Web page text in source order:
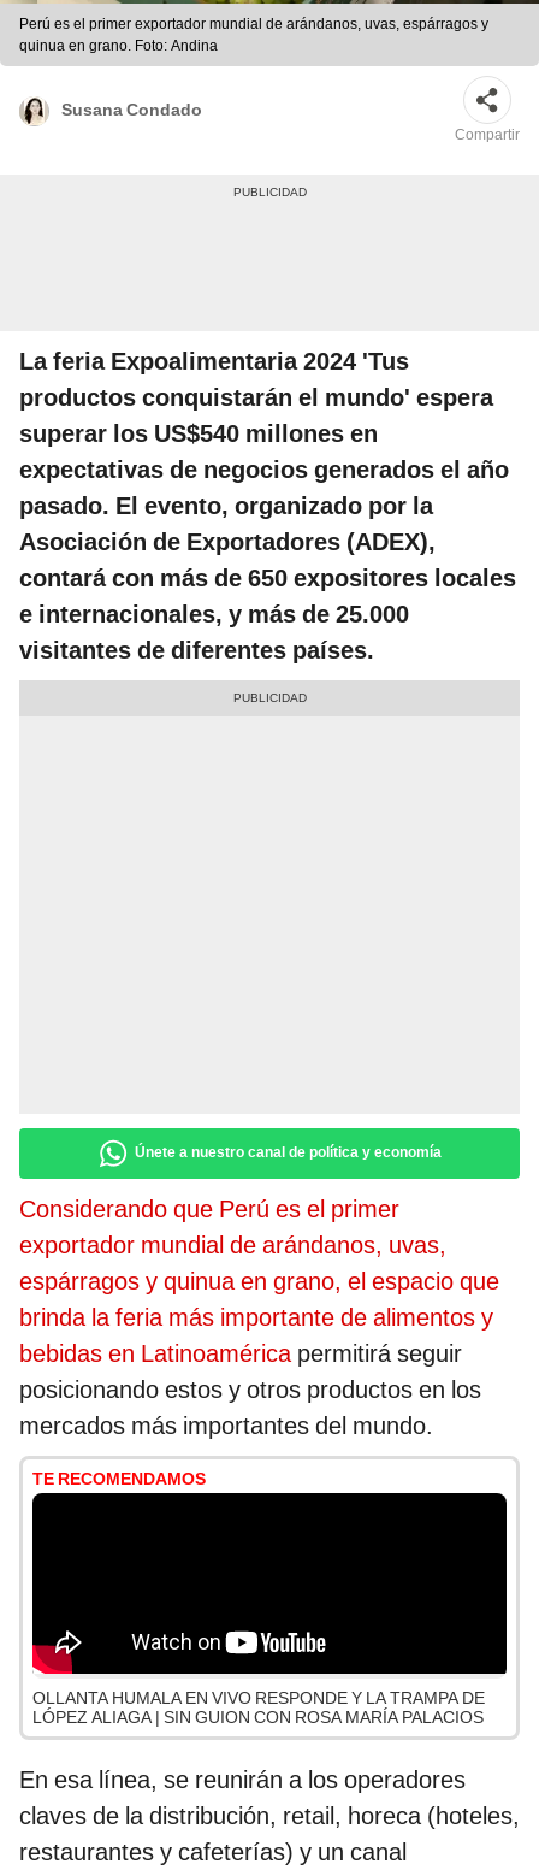
Perú es el primer exportador mundial de arándanos, uvas, espárragos y
quinua en grano. Foto: Andina
Susana Condado
Compartir
La feria Expoalimentaria 2024 'Tus
productos conquistarán el mundo' espera
superar los US$540 millones en
expectativas de negocios generados el año
pasado. El evento, organizado por la
Asociación de Exportadores (ADEX),
contará con más de 650 expositores locales
e internacionales, y más de 25.000
visitantes de diferentes países.
Únete a nuestro canal de política y economía
Considerando que Perú es el primer
exportador mundial de arándanos, uvas,
espárragos y quinua en grano, el espacio que
brinda la feria más importante de alimentos y
bebidas en Latinoaméricapermitirá seguir
posicionando estos y otros productos en los
mercados más importantes del mundo.
TE RECOMENDAMOS
OLLANTA HUMALA EN VIVO RESPONDE Y LA TRAMPA DE
LÓPEZ ALIAGA | SIN GUION CON ROSA MARÍA PALACIOS
En esa línea, se reunirán a los operadores
claves de la distribución, retail, horeca (hoteles,
restaurantes y cafeterías) y un canal